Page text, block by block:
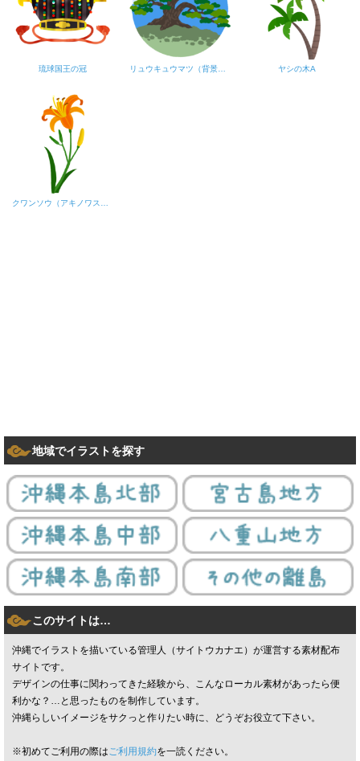
琉球国王の冠 リュウキュウマツ（背景あり） ヤシの木A
地域でイラストを探す
このサイトは…
沖縄でイラストを描いている管理人（サイトウカナエ）が運営する素材配布
サイトです。
デザインの仕事に関わってきた経験から、こんなローカル素材があったら便
利かな？…と思ったものを制作しています。
沖縄らしいイメージをサクっと作りたい時に、どうぞお役立て下さい。
※初めてご利用の際はご利用規約を一読ください。